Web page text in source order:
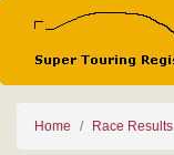
Home Race Results